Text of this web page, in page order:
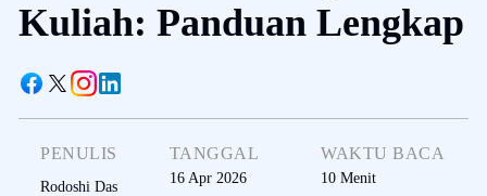
Kuliah: Panduan Lengkap
PENULIS
Rodoshi Das
TANGGAL
16 Apr 2026
WAKTU BACA
10 Menit